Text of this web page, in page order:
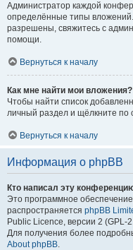
Администратор каждой
определённые типы
разрешены, свяжитесь с
помощи.
Вернуться к началу
Как мне найти мои вложения?
Чтобы найти список
личный раздел и щёлкните по
Вернуться к началу
Информация о phpBB
Кто написал эту
Это программное
распространяется phpBB
Public Licence, версии 2 (GPL-
Для получения более
About phpBB.